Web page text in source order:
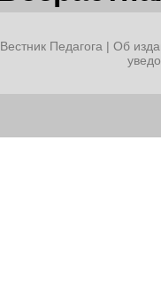
Вестник Педагога | Об